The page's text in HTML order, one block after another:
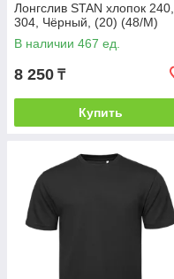
Лонгслив STAN хлопок 240,
304, Чёрный, (20) (48/M)
В наличии 467 ед.
8 250 ₸
Купить